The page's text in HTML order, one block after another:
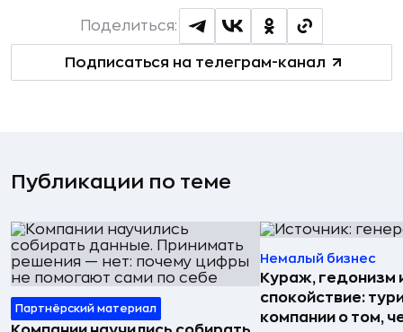
Подписаться на телеграм-канал
Поделиться:
Публикации по теме
Партнёрский материал
Немалый бизнес
Кураж, гедонизм
спокойствие:
компании о том,